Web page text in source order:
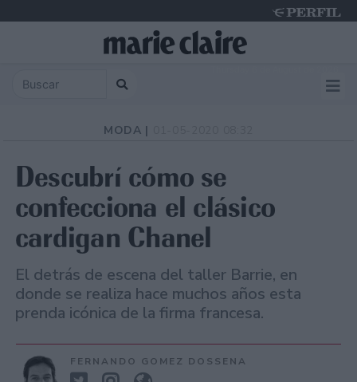
MODA |
Descubrí cómo se
confecciona el clásico
cardigan Chanel
El detrás de escena del taller Barrie, en
donde se realiza hace muchos años esta
prenda icónica de la firma francesa.
FERNANDO GOMEZ DOSSENA